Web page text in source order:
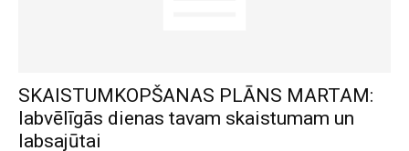
SKAISTUMKOPŠANAS PLĀNS MARTAM:
labvēlīgās dienas tavam skaistumam un
labsajūtai